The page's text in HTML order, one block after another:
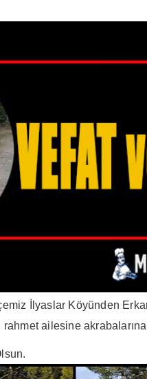
İlyaslar Köyünden
rahmet ailesine